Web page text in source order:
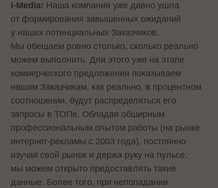
i-Media: Наша компания уже давно ушла
от формирования завышенных ожиданий
у наших потенциальных Заказчиков.
Мы обещаем ровно столько, сколько реально
можем выполнить. Для этого уже на этапе
коммерческого предложения показываем
нашим Заказчикам, как реально, в процентном
соотношении, будут распределяться его
запросы в ТОПе. Обладая обширным
профессиональным опытом работы (на рынке
интернет-рекламы с 2003 года), постоянно
изучая свой рынок и держа руку на пульсе,
мы можем открыто предоставлять такие
данные. Более того, при непопадании